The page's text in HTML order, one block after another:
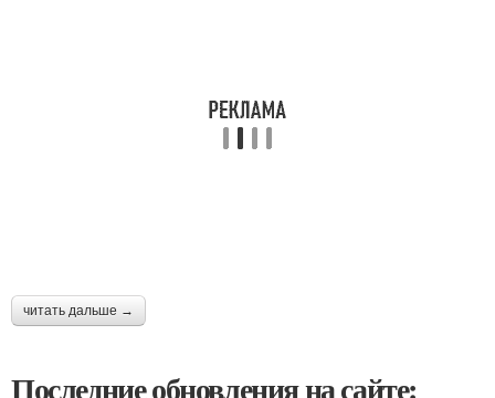
читать дальше →
Последние обновления на сайте: